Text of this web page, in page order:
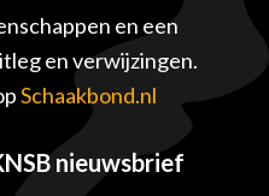
en een
en verwijzingen.
Schaakbond.nl
nieuwsbrief